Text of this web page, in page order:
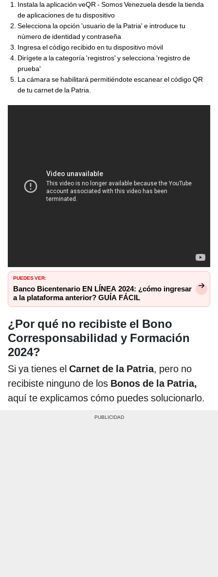
Instala la aplicación veQR - Somos Venezuela desde la tienda
de aplicaciones de tu dispositivo
Selecciona la opción 'usuario de la Patria' e introduce tu
número de identidad y contraseña
Ingresa el código recibido en tu dispositivo móvil
Dirígete a la categoría 'registros' y selecciona 'registro de
prueba'
La cámara se habilitará permitiéndote escanear el código QR
de tu carnet de la Patria.
PUEDES VER:
Banco Bicentenario EN LÍNEA 2024: ¿cómo ingresar
a la plataforma anterior? GUÍA FÁCIL
¿Por qué no recibiste el Bono
Corresponsabilidad y Formación
2024?
Si ya tienes el Carnet de la Patria, pero no
recibiste ninguno de los Bonos de la Patria,
aquí te explicamos cómo puedes solucionarlo.